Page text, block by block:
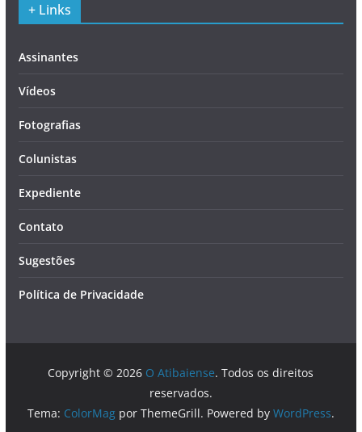
+ Links
Assinantes
Vídeos
Fotografias
Colunistas
Expediente
Contato
Sugestões
Política de Privacidade
Copyright © 2026 O Atibaiense. Todos os direitos
reservados.
Tema: ColorMagpor ThemeGrill. Powered by WordPress.